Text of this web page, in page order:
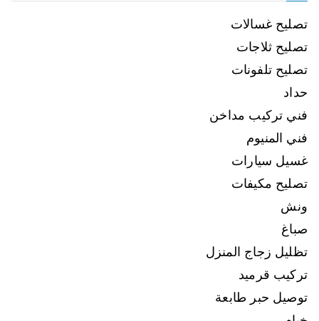
تصليح غسالات
تصليح ثلاجات
تصليح تلفونات
حداد
فني تركيب مداخن
فني المنيوم
غسيل سيارات
تصليح مكيفات
ونش
صباغ
تظليل زجاج المنزل
تركيب قرميد
توصيل حبر طابعة